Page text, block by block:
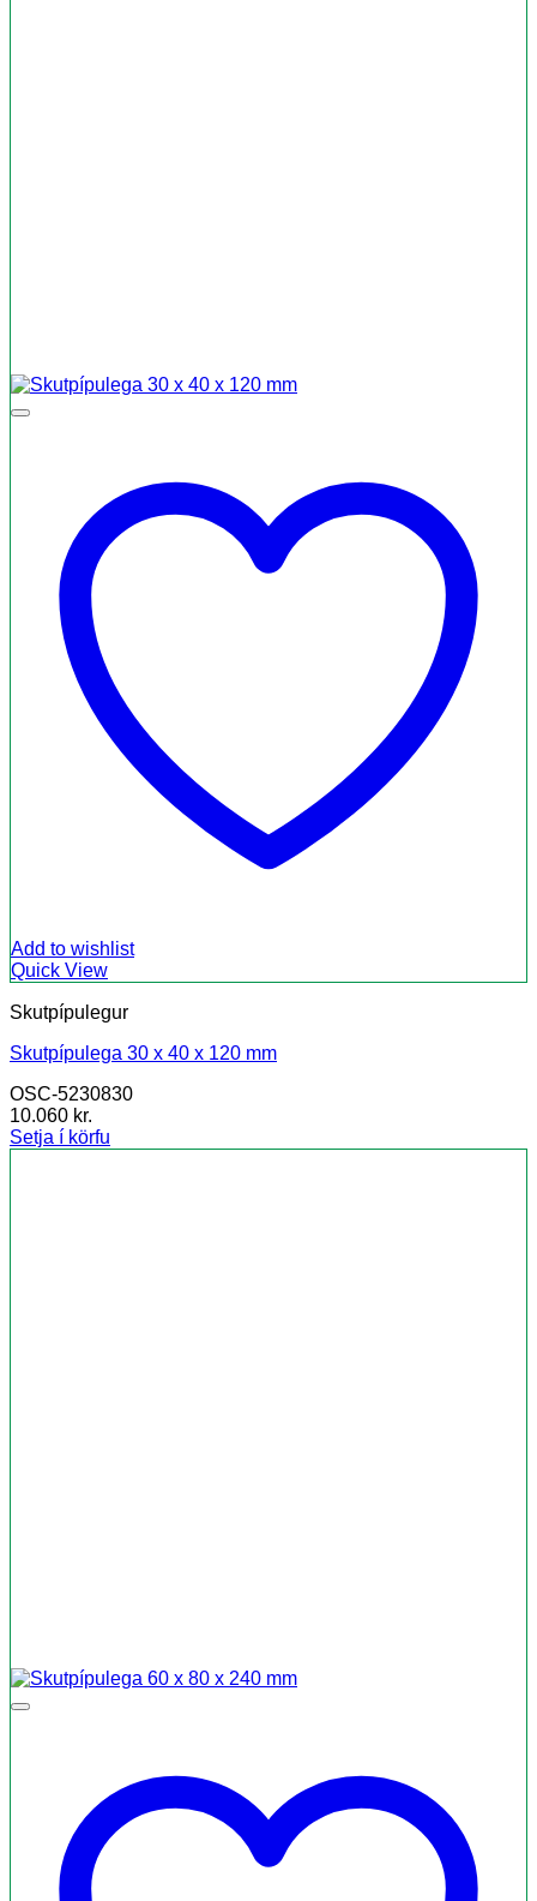
Add to wishlist
Quick View
Skutpípulegur
Skutpípulega 30 x 40 x 120 mm
OSC-5230830
10.060 kr.
Setja í körfu